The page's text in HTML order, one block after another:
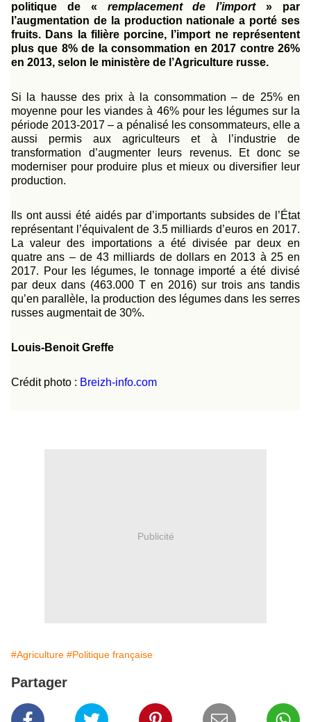
politique de « remplacement de l’import» par
l’augmentation de la production nationale a porté ses
fruits. Dans la filière porcine, l’import ne représentent
plus que 8% de la consommation en 2017 contre 26%
en 2013, selon le ministère de l’Agriculture russe.
Si la hausse des prix à la consommation – de 25% en
moyenne pour les viandes à 46% pour les légumes sur la
période 2013-2017 – a pénalisé les consommateurs, elle a
aussi permis aux agriculteurs et à l’industrie de
transformation d’augmenter leurs revenus. Et donc se
moderniser pour produire plus et mieux ou diversifier leur
production.
Ils ont aussi été aidés par d’importants subsides de l’État
représentant l’équivalent de 3.5 milliards d’euros en 2017.
La valeur des importations a été divisée par deux en
quatre ans – de 43 milliards de dollars en 2013 à 25 en
2017. Pour les légumes, le tonnage importé a été divisé
par deux dans (463.000 T en 2016) sur trois ans tandis
qu’en parallèle, la production des légumes dans les serres
russes augmentait de 30%.
Louis-Benoit Greffe
Crédit photo : Breizh-info.com
Publicité
#Agriculture #Politique française
Partager